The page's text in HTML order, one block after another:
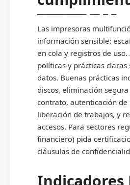
Las impresoras
información sensible:
en cola y registros de
políticas y prácticas
datos. Buenas prácticas
discos, eliminación
contrato, autenticación de
liberación de trabajos, y
accesos. Para sectores
financiero) pida
cláusulas de